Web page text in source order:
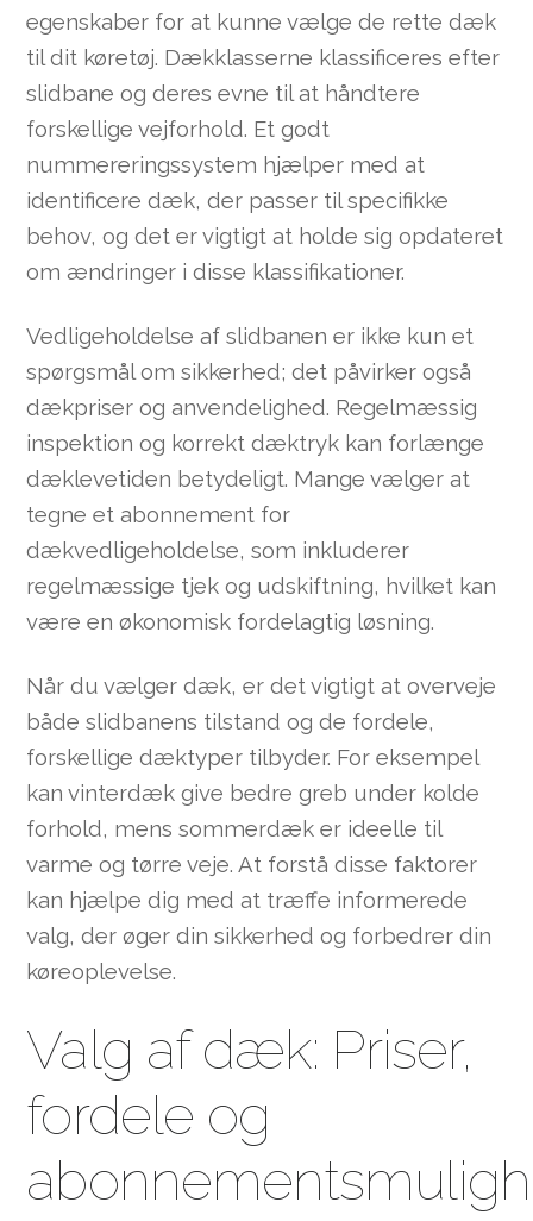
egenskaber for at kunne vælge de rette dæk
til dit køretøj. Dækklasserne klassificeres efter
slidbane og deres evne til at håndtere
forskellige vejforhold. Et godt
nummereringssystem hjælper med at
identificere dæk, der passer til specifikke
behov, og det er vigtigt at holde sig opdateret
om ændringer i disse klassifikationer.
Vedligeholdelse af slidbanen er ikke kun et
spørgsmål om sikkerhed; det påvirker også
dækpriser og anvendelighed. Regelmæssig
inspektion og korrekt dæktryk kan forlænge
dæklevetiden betydeligt. Mange vælger at
tegne et abonnement for
dækvedligeholdelse, som inkluderer
regelmæssige tjek og udskiftning, hvilket kan
være en økonomisk fordelagtig løsning.
Når du vælger dæk, er det vigtigt at overveje
både slidbanens tilstand og de fordele,
forskellige dæktyper tilbyder. For eksempel
kan vinterdæk give bedre greb under kolde
forhold, mens sommerdæk er ideelle til
varme og tørre veje. At forstå disse faktorer
kan hjælpe dig med at træffe informerede
valg, der øger din sikkerhed og forbedrer din
køreoplevelse.
Valg af dæk: Priser,
fordele og